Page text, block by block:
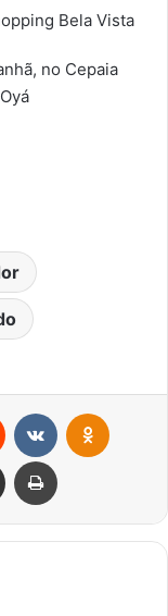
Bela Vista
no Cepaia
Reddit
Compartilhar via e-mail Imprimir